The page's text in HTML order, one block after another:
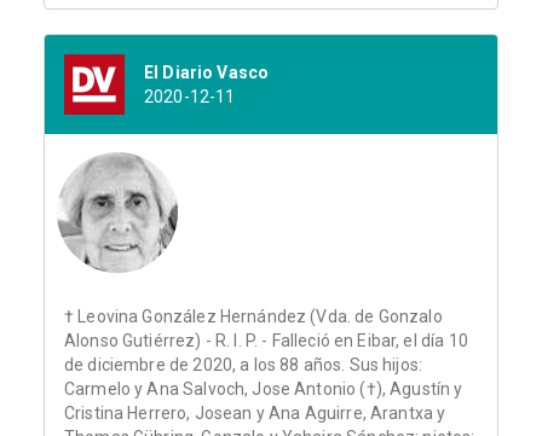
El Diario Vasco
2020-12-11
† Leovina González Hernández (Vda. de Gonzalo
Alonso Gutiérrez) - R. I. P. - Falleció en Eibar, el día 10
de diciembre de 2020, a los 88 años. Sus hijos:
Carmelo y Ana Salvoch, Jose Antonio (†), Agustín y
Cristina Herrero, Josean y Ana Aguirre, Arantxa y